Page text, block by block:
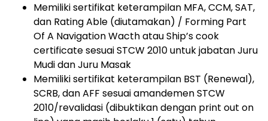
Memiliki sertifikat keterampilan MFA, CCM, SAT,
dan Rating Able (diutamakan) / Forming Part
Of A Navigation Wacth atau Ship’s cook
certificate sesuai STCW 2010 untuk jabatan Juru
Mudi dan Juru Masak
Memiliki sertifikat keterampilan BST (Renewal),
SCRB, dan AFF sesuai amandemen STCW
2010/revalidasi (dibuktikan dengan print out on